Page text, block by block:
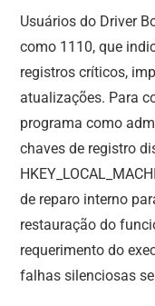
Usuários do Driver
como 1110, que
registros críticos,
atualizações. Para
programa como
chaves de registro
de reparo interno
restauração do
requerimento do
falhas silenciosas